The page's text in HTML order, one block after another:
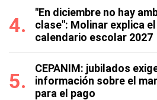
"En diciembre no hay
clase": Molinar explica el
calendario escolar 2027
CEPANIM: jubilados
información sobre el
para el pago